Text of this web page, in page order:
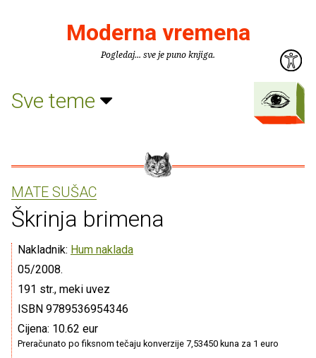
Moderna vremena
Pogledaj... sve je puno knjiga.
Sve teme
MATE SUŠAC
Škrinja brimena
Nakladnik: Hum naklada
05/2008.
191 str., meki uvez
ISBN 9789536954346
Cijena: 10.62 eur
Preračunato po fiksnom tečaju konverzije 7,53450 kuna za 1 euro